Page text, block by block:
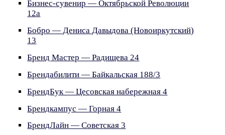
Бизнес-сувенир — Октябрьской Революции
12а
Бобро — Дениса Давыдова (Новоиркутский)
13
Бренд Мастер — Радищева 24
Брендабилити — Байкальская 188/3
БрендБук — Цесовская набережная 4
Брендкампус — Горная 4
БрендЛайн — Советская 3